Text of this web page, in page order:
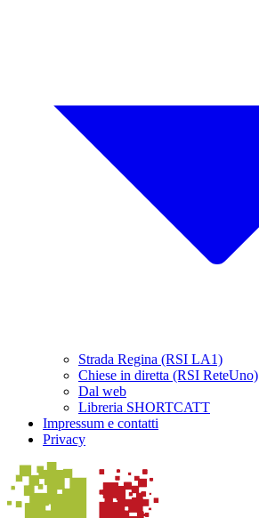
Strada Regina (RSI LA1)
Chiese in diretta (RSI ReteUno)
Dal web
Libreria SHORTCATT
Impressum e contatti
Privacy